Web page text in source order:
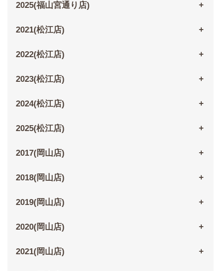
2025(福山宮通り店)
2021(松江店)
2022(松江店)
2023(松江店)
2024(松江店)
2025(松江店)
2017(岡山店)
2018(岡山店)
2019(岡山店)
2020(岡山店)
2021(岡山店)